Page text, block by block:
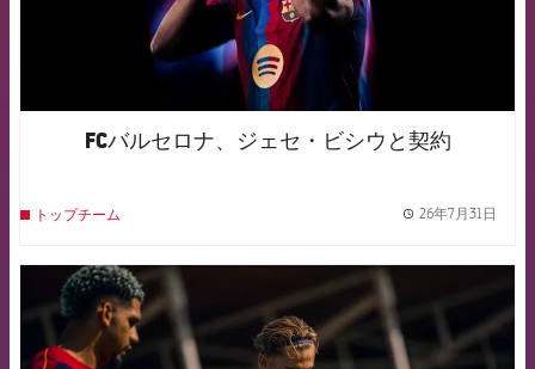
FCバルセロナ、ジェセ・ビシウと契約
トップチーム 26年7月31日
FCB Barcelona badge